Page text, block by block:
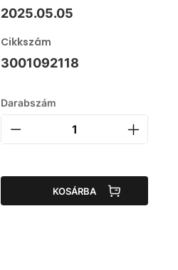
2025.05.05
Cikkszám
3001092118
Darabszám
KOSÁRBA